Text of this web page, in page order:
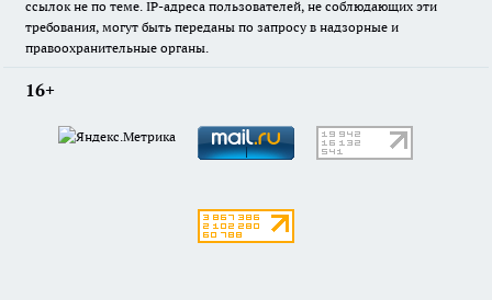
ссылок не по теме. IP-адреса пользователей, не соблюдающих эти
требования, могут быть переданы по запросу в надзорные и
правоохранительные органы.
16+